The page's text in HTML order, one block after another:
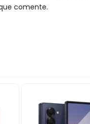
comente.